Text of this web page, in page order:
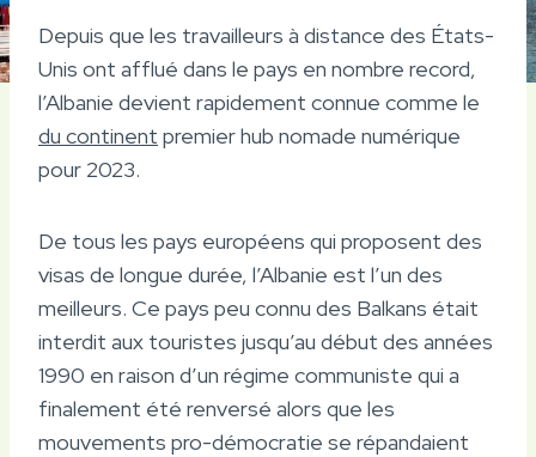
Depuis que les travailleurs à distance des États-
Unis ont afflué dans le pays en nombre record,
l’Albanie devient rapidement connue comme le
du continent premier hub nomade numérique
pour 2023.
De tous les pays européens qui proposent des
visas de longue durée, l’Albanie est l’un des
meilleurs. Ce pays peu connu des Balkans était
interdit aux touristes jusqu’au début des années
1990 en raison d’un régime communiste qui a
finalement été renversé alors que les
mouvements pro-démocratie se répandaient